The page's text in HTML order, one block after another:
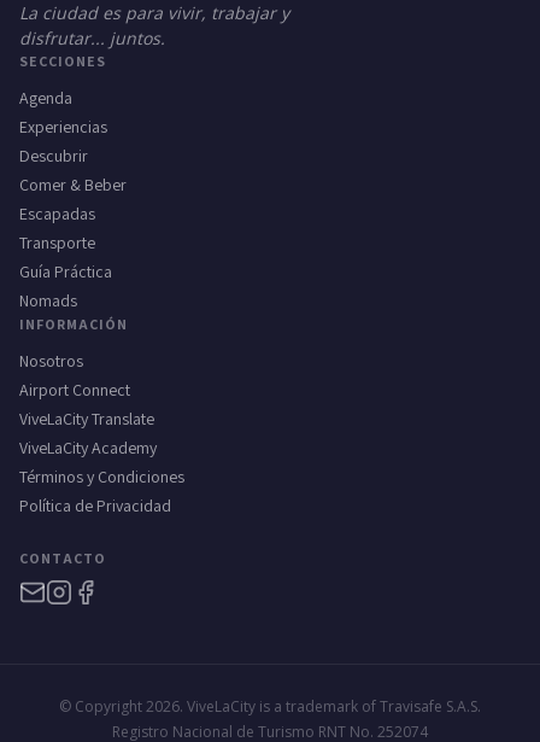
La ciudad es para vivir, trabajar y
disfrutar... juntos.
SECCIONES
Agenda
Experiencias
Descubrir
Comer & Beber
Escapadas
Transporte
Guía Práctica
Nomads
INFORMACIÓN
Nosotros
Airport Connect
ViveLaCity Translate
ViveLaCity Academy
Términos y Condiciones
Política de Privacidad
CONTACTO
© Copyright 2026. ViveLaCity is a trademark of Travisafe S.A.S.
Registro Nacional de Turismo RNT No. 252074